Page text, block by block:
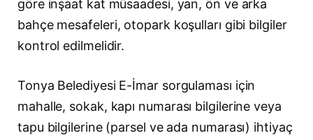
göre inşaat kat müsaadesi, yan, ön ve arka
bahçe mesafeleri, otopark koşulları gibi bilgiler
kontrol edilmelidir.
Tonya Belediyesi E-İmar sorgulaması için
mahalle, sokak, kapı numarası bilgilerine veya
tapu bilgilerine (parsel ve ada numarası) ihtiyaç